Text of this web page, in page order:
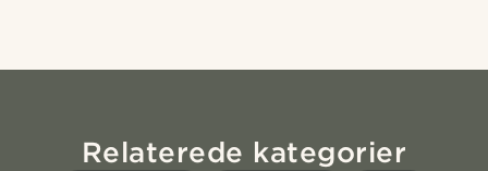
Relaterede kategorier